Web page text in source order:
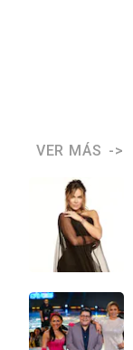
VER MÁS